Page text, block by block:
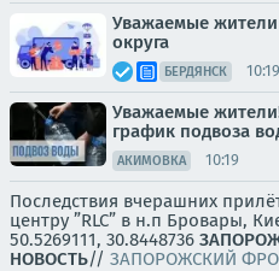
Уважаемые жители
округа
БЕРДЯНСК 10:19
Уважаемые
график подвоза
АКИМОВКА 10:19
Последствия вчерашних
центру ”RLC” в н.п Бровары,
50.5269111, 30.8448736
НОВОСТЬ// ЗАПОРОЖСКИЙ